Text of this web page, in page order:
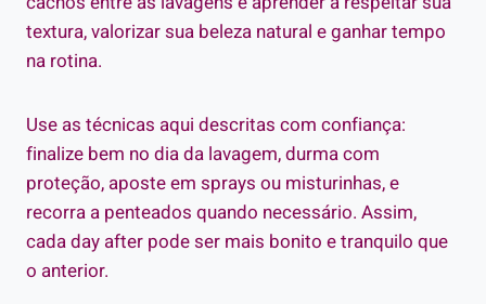
textura, valorizar sua beleza natural e ganhar tempo
na rotina.
Use as técnicas aqui descritas com confiança:
finalize bem no dia da lavagem, durma com
proteção, aposte em sprays ou misturinhas, e
recorra a penteados quando necessário. Assim,
cada day after pode ser mais bonito e tranquilo que
o anterior.